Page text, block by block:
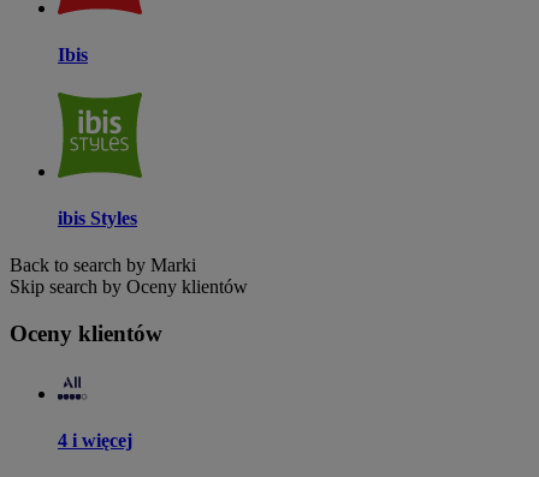
Ibis
ibis Styles
Back to search by Marki
Skip search by Oceny klientów
Oceny klientów
4 i więcej